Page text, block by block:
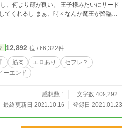
、何より顔が良い。 王子様みたいにリード
てくれるし まぁ、時々なんか魔王が降臨す
？）されてるみたいだけど…。 もう恋愛は
えていよう。 向こうも私のことセフレ程度
き合い。 最初はなにも考えず
、ダラダラ書き続けるうちに色々長くなりま
ていると思います。 それも含めて楽しめる
いますが、素人なりに書きたいことを込め
12,892 位 / 66,322件
筋肉 エロあり
セフレ？
ーエンド
感想数 1
文字数 409,292
最終更新日 2021.10.16
登録日 2021.01.23